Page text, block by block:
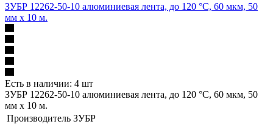
ЗУБР 12262-50-10 алюминиевая лента, до 120 °С, 60 мкм, 50
мм х 10 м.
Есть в наличии: 4 шт
ЗУБР 12262-50-10 алюминиевая лента, до 120 °С, 60 мкм, 50
мм х 10 м.
Производитель ЗУБР